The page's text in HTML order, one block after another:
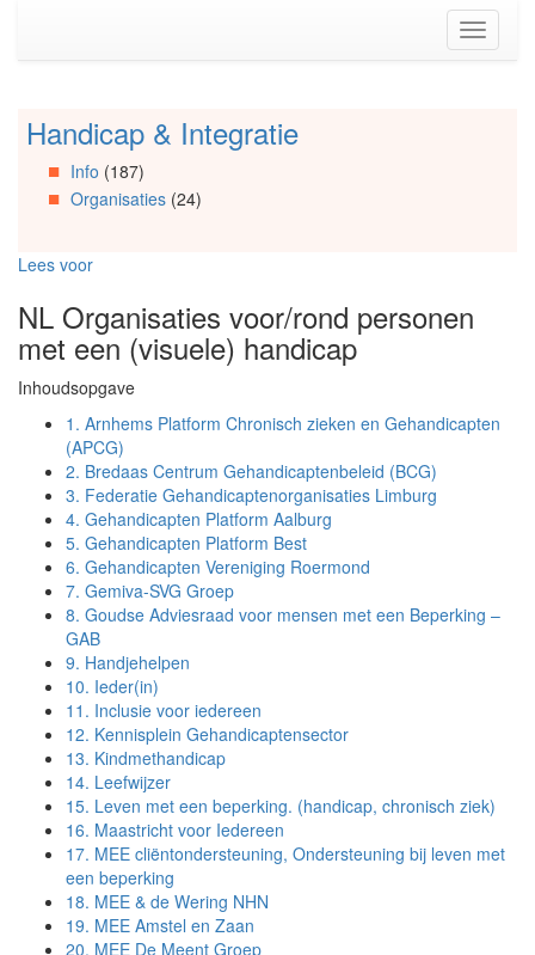
(Accesskey
Toggle
Spring
Artikels
Spring
Spring
Organisaties
Spring
Social
media
Handicap & Integratie
Info (187)
Organisaties(24)
Lees voor
NL Organisaties voor/rond personen
met een (visuele) handicap
Inhoudsopgave
1. Arnhems Platform Chronisch zieken en Gehandicapten
(APCG)
2. Bredaas Centrum Gehandicaptenbeleid (BCG)
3. Federatie Gehandicaptenorganisaties Limburg
4. Gehandicapten Platform Aalburg
5. Gehandicapten Platform Best
6. Gehandicapten Vereniging Roermond
7. Gemiva-SVG Groep
8. Goudse Adviesraad voor mensen met een Beperking –
GAB
9. Handjehelpen
10. Ieder(in)
11. Inclusie voor iedereen
12. Kennisplein Gehandicaptensector
13. Kindmethandicap
14. Leefwijzer
15. Leven met een beperking. (handicap, chronisch ziek)
16. Maastricht voor Iedereen
17. MEE cliëntondersteuning, Ondersteuning bij leven met
een beperking
18. MEE & de Wering NHN
19. MEE Amstel en Zaan
20. MEE De Meent Groep